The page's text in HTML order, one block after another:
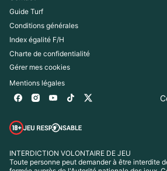
Guide Turf
Conditions générales
Index égalité F/H
Charte de confidentialité
Gérer mes cookies
Mentions légales
INTERDICTION VOLONTAIRE DE JEU
Toute personne peut demander à être interdite